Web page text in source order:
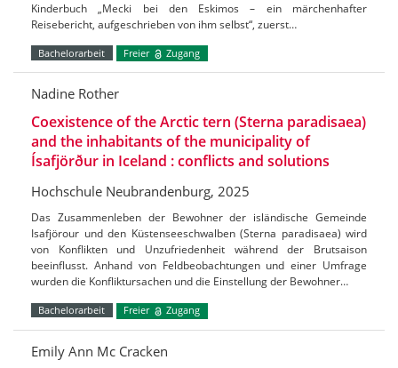
Kinderbuch „Mecki bei den Eskimos – ein märchenhafter
Reisebericht, aufgeschrieben von ihm selbst“, zuerst…
Bachelorarbeit Freier Zugang
Nadine Rother
Coexistence of the Arctic tern (Sterna paradisaea)
and the inhabitants of the municipality of
Ísafjörður in Iceland : conflicts and solutions
Hochschule Neubrandenburg, 2025
Das Zusammenleben der Bewohner der isländische Gemeinde
Isafjörour und den Küstenseeschwalben (Sterna paradisaea) wird
von Konflikten und Unzufriedenheit während der Brutsaison
beeinflusst. Anhand von Feldbeobachtungen und einer Umfrage
wurden die Konfliktursachen und die Einstellung der Bewohner…
Bachelorarbeit Freier Zugang
Emily Ann Mc Cracken